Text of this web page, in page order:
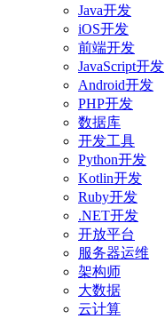
Java开发
iOS开发
前端开发
JavaScript开发
Android开发
PHP开发
数据库
开发工具
Python开发
Kotlin开发
Ruby开发
.NET开发
开放平台
服务器运维
架构师
大数据
云计算